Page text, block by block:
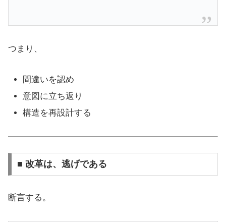
つまり、
間違いを認め
意図に立ち返り
構造を再設計する
■ 改革は、逃げである
断言する。